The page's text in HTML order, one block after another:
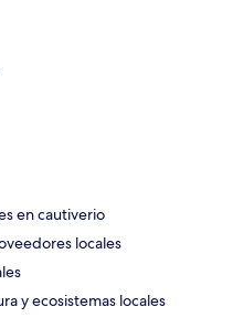
en cautiverio
locales
y ecosistemas locales